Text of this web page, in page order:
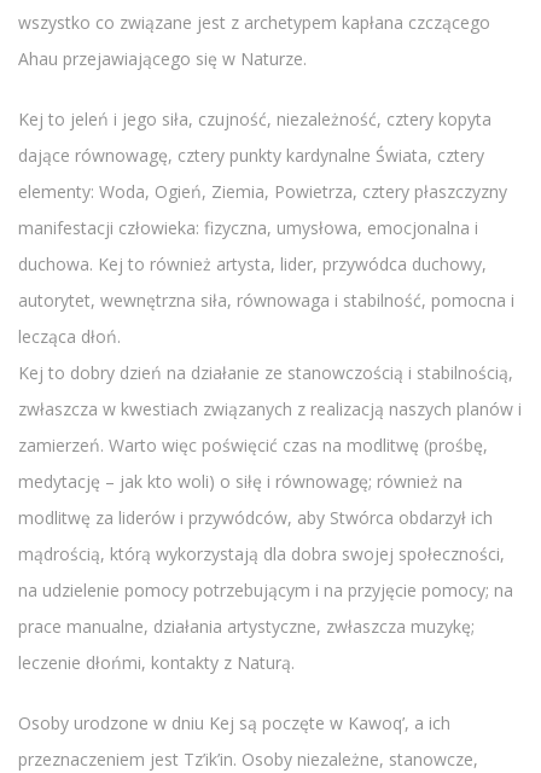
wszystko co związane jest z archetypem kapłana czczącego
Ahau przejawiającego się w Naturze.
Kej to jeleń i jego siła, czujność, niezależność, cztery kopyta
dające równowagę, cztery punkty kardynalne Świata, cztery
elementy: Woda, Ogień, Ziemia, Powietrza, cztery płaszczyzny
manifestacji człowieka: fizyczna, umysłowa, emocjonalna i
duchowa. Kej to również artysta, lider, przywódca duchowy,
autorytet, wewnętrzna siła, równowaga i stabilność, pomocna i
lecząca dłoń.
Kej to dobry dzień na działanie ze stanowczością i stabilnością,
zwłaszcza w kwestiach związanych z realizacją naszych planów i
zamierzeń. Warto więc poświęcić czas na modlitwę (prośbę,
medytację – jak kto woli) o siłę i równowagę; również na
modlitwę za liderów i przywódców, aby Stwórca obdarzył ich
mądrością, którą wykorzystają dla dobra swojej społeczności,
na udzielenie pomocy potrzebującym i na przyjęcie pomocy; na
prace manualne, działania artystyczne, zwłaszcza muzykę;
leczenie dłońmi, kontakty z Naturą.
Osoby urodzone w dniu Kej są poczęte w Kawoq’, a ich
przeznaczeniem jest Tz’ik’in. Osoby niezależne, stanowcze,